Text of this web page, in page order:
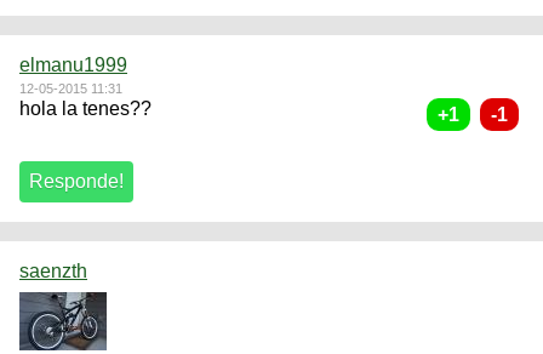
elmanu1999
12-05-2015 11:31
hola la tenes??
saenzth